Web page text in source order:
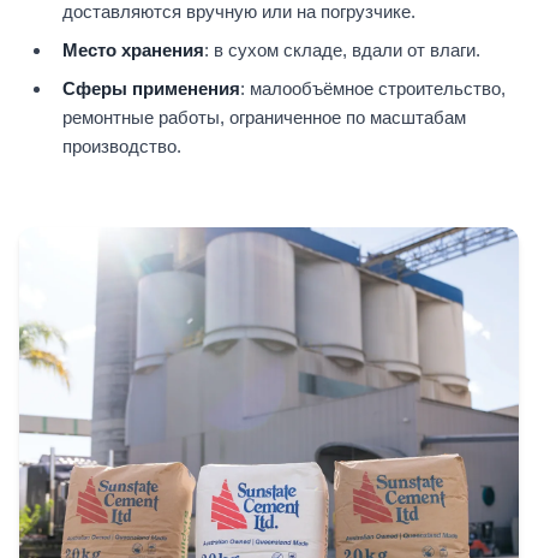
доставляются вручную или на погрузчике.
Место хранения: в сухом складе, вдали от влаги.
Сферы применения: малообъёмное строительство,
ремонтные работы, ограниченное по масштабам
производство.